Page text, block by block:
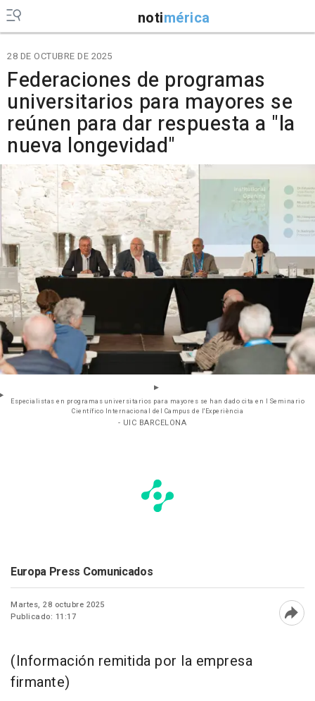
notimérica
28 DE OCTUBRE DE 2025
Federaciones de programas
universitarios para mayores se
reúnen para dar respuesta a "la
nueva longevidad"
Especialistas en programas universitarios para mayores se han dado cita en I Seminario
Científico Internacional del Campus de l'Experiència
- UIC BARCELONA
Europa Press Comunicados
Martes, 28 octubre 2025
Publicado: 11:17
(Información remitida por la empresa
firmante)